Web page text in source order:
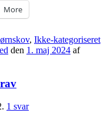
More
, Ikke-kategoriseret
den 1. maj 2024 af
1 svar